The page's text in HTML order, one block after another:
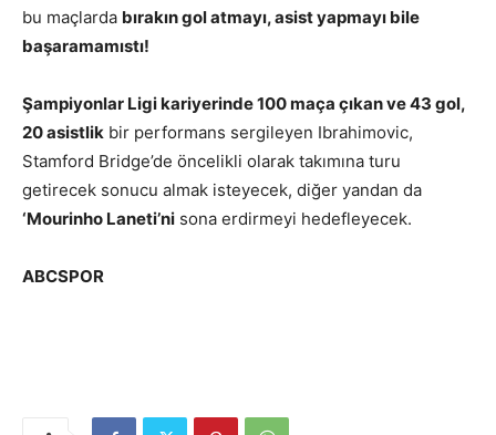
bu maçlarda bırakın gol atmayı, asist yapmayı bile
başaramamıstı!
Şampiyonlar Ligi kariyerinde 100 maça çıkan ve 43 gol,
20 asistlik bir performans sergileyen Ibrahimovic,
Stamford Bridge’de öncelikli olarak takımına turu
getirecek sonucu almak isteyecek, diğer yandan da
‘Mourinho Laneti’ni sona erdirmeyi hedefleyecek.
ABCSPOR